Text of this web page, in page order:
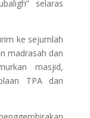
selaras
ke sejumlah
madrasah dan
masjid,
TPA dan